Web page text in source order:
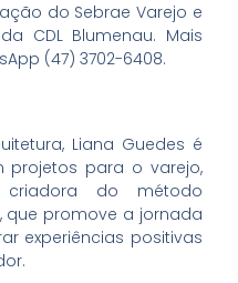
do Sebrae Varejo e
CDL Blumenau. Mais
(47) 3702-6408.
Liana Guedes é
projetos para o varejo,
criadora do método
que promove a jornada
experiências positivas